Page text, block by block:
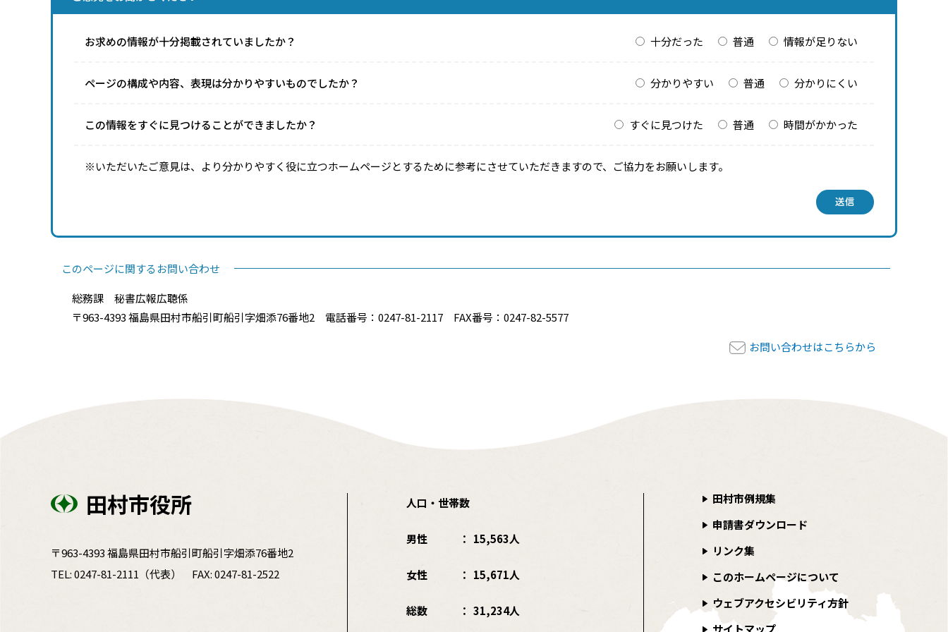
お求めの情報が十分掲載されていましたか？ 十分だった 普通 情報が足りない
ページの構成や内容、表現は分かりやすいものでしたか？ 分かりやすい 普通 分かりにくい
この情報をすぐに見つけることができましたか？ すぐに見つけた 普通 時間がかかった
※いただいたご意見は、より分かりやすく役に立つホームページとするために参考にさせていただきますので、ご協力をお願いします。
送信
このページに関するお問い合わせ
総務課 秘書広報広聴係
〒963-4393 福島県田村市船引町船引字畑添76番地2 電話番号：0247-81-2117 FAX番号：0247-82-5577
お問い合わせはこちらから
田村市役所
〒963-4393 福島県田村市船引町船引字畑添76番地2
TEL:0247-81-2111 （代表） FAX: 0247-81-2522
人口・世帯数
男性 15,563人
女性 15,671人
総数 31,234人
田村市例規集
申請書ダウンロード
リンク集
このホームページについて
ウェブアクセシビリティ方針
サイトマップ